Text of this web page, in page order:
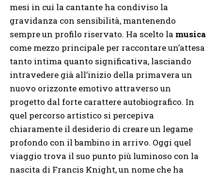
mesi in cui la cantante ha condiviso la
gravidanza con sensibilità, mantenendo
sempre un profilo riservato. Ha scelto la musica
come mezzo principale per raccontare un’attesa
tanto intima quanto significativa, lasciando
intravedere già all’inizio della primavera un
nuovo orizzonte emotivo attraverso un
progetto dal forte carattere autobiografico. In
quel percorso artistico si percepiva
chiaramente il desiderio di creare un legame
profondo con il bambino in arrivo. Oggi quel
viaggio trova il suo punto più luminoso con la
nascita di Francis Knight, un nome che ha